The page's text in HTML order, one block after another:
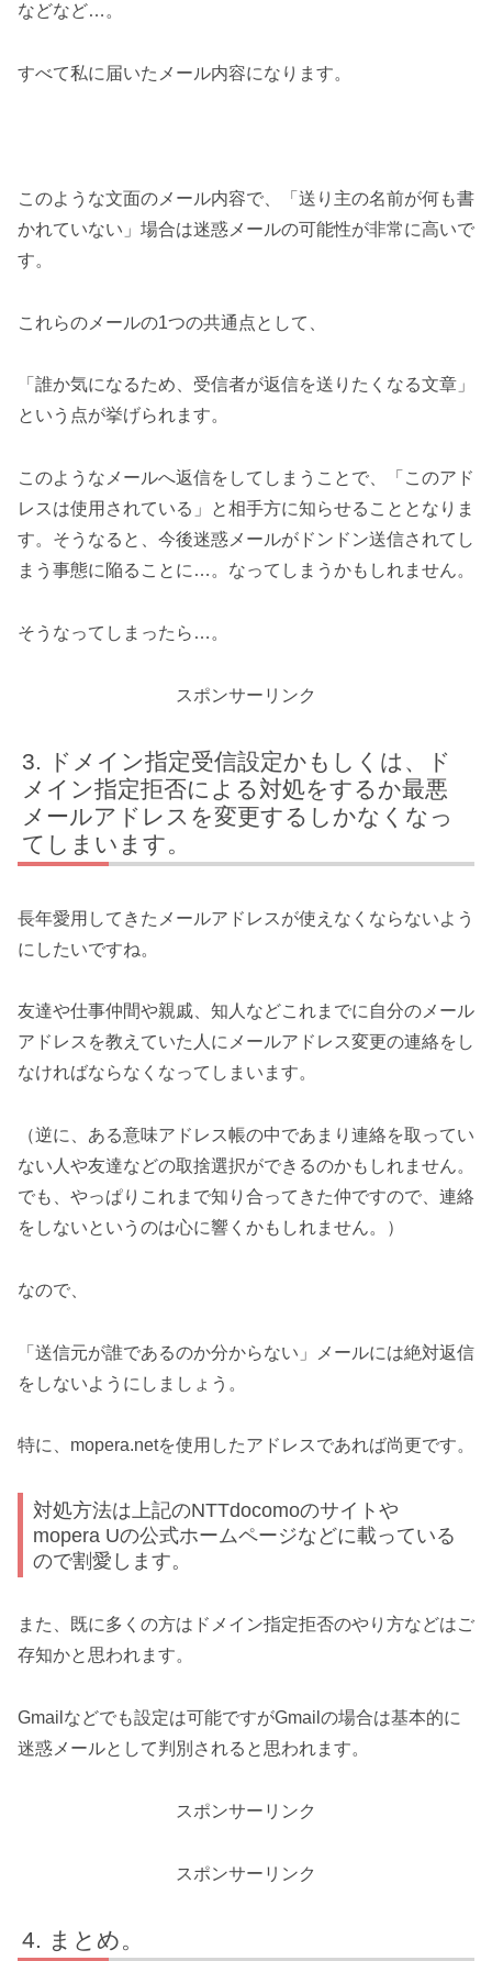
などなど…。
すべて私に届いたメール内容になります。
このような文面のメール内容で、「送り主の名前が何も書
かれていない」場合は迷惑メールの可能性が非常に高いで
す。
これらのメールの1つの共通点として、
「誰か気になるため、受信者が返信を送りたくなる文章」
という点が挙げられます。
このようなメールへ返信をしてしまうことで、「このアド
レスは使用されている」と相手方に知らせることとなりま
す。そうなると、今後迷惑メールがドンドン送信されてし
まう事態に陥ることに…。なってしまうかもしれません。
そうなってしまったら…。
スポンサーリンク
ドメイン指定受信設定かもしくは、ド
メイン指定拒否による対処をするか最悪
メールアドレスを変更するしかなくなっ
てしまいます。
長年愛用してきたメールアドレスが使えなくならないよう
にしたいですね。
友達や仕事仲間や親戚、知人などこれまでに自分のメール
アドレスを教えていた人にメールアドレス変更の連絡をし
なければならなくなってしまいます。
（逆に、ある意味アドレス帳の中であまり連絡を取ってい
ない人や友達などの取捨選択ができるのかもしれません。
でも、やっぱりこれまで知り合ってきた仲ですので、連絡
をしないというのは心に響くかもしれません。）
なので、
「送信元が誰であるのか分からない」メールには絶対返信
をしないようにしましょう。
特に、mopera.netを使用したアドレスであれば尚更です。
対処方法は上記のNTTdocomoのサイトや
mopera Uの公式ホームページなどに載っている
ので割愛します。
また、既に多くの方はドメイン指定拒否のやり方などはご
存知かと思われます。
Gmailなどでも設定は可能ですがGmailの場合は基本的に
迷惑メールとして判別されると思われます。
スポンサーリンク
スポンサーリンク
まとめ。